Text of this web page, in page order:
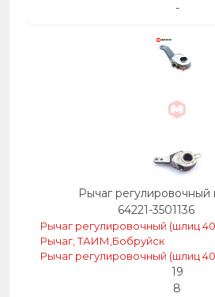
-
Рычаг регулировочный
64221-3501136
Рычаг регулировочный (шлиц
Рычаг, ТАИМ,Бобруйск
Рычаг регулировочный (шлиц
19
8